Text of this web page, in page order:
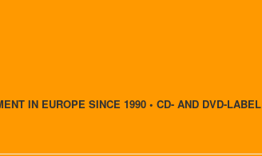
IN EUROPE SINCE 1990 • CD- AND DVD-LABEL